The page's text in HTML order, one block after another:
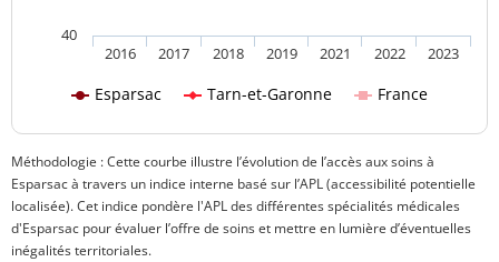
Esparsac Tarn-et-Garonne France
2016 2017 2018 2019 2021 2022 2023
40
Méthodologie : Cette courbe illustre l’évolution de l’accès aux soins à
Esparsac à travers un indice interne basé sur l’APL (accessibilité potentielle
localisée). Cet indice pondère l'APL des différentes spécialités médicales
d'Esparsac pour évaluer l’offre de soins et mettre en lumière d’éventuelles
inégalités territoriales.